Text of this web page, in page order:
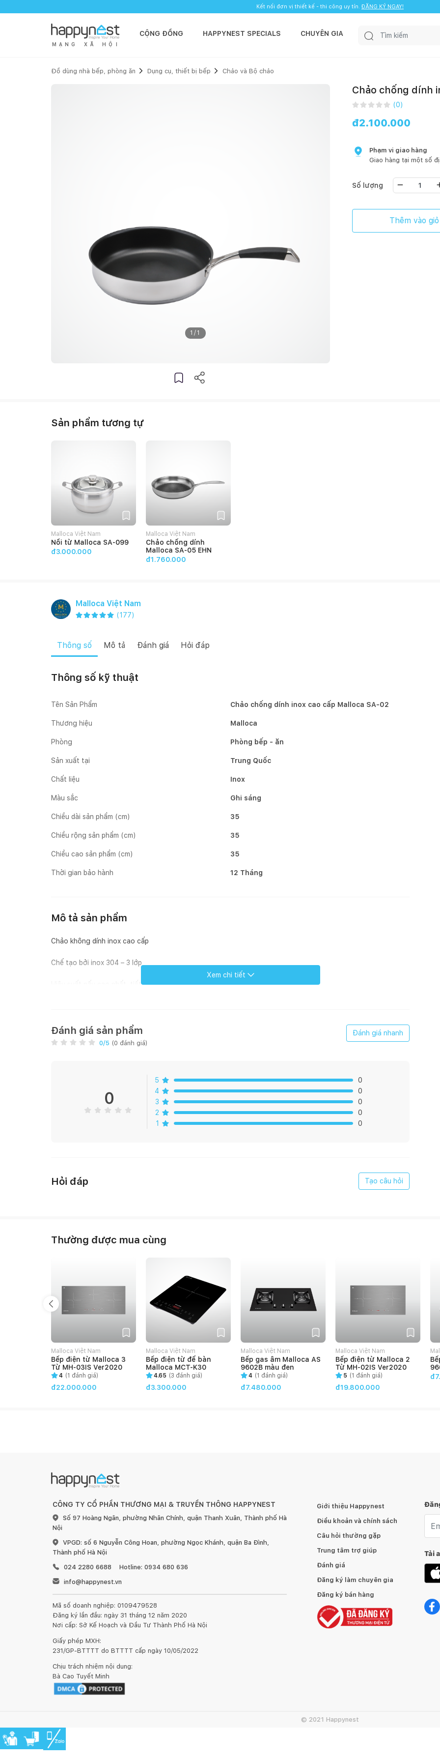
Kết nối đơn vị thiết kế - thi công uy tín. ĐĂNG KÝ NGAY!
M Ạ N G X Ã H Ộ I
CỘNG ĐỒNG HAPPYNEST SPECIALS CHUYÊN GIA
Đồ dùng nhà bếp, phòng ăn Dụng cụ, thiết bị bếp Chảo và Bộ chảo
1 / 1
Chảo chống dính
(0)
đ2.100.000
Phạm vi giao hàng
Giao hàng tại một số
Số lượng
Thêm vào giỏ
Sản phẩm tương tự
Malloca Việt Nam
Nồi từ Malloca SA-099
đ3.000.000
Malloca Việt Nam
Chảo chống dính
Malloca SA-05 EHN
đ1.760.000
Malloca Việt Nam
(177)
Thông số Mô tả Đánh giá Hỏi đáp
Thông số kỹ thuật
Tên Sản Phẩm Chảo chống dính inox cao cấp Malloca SA-02
Thương hiệu Malloca
Phòng Phòng bếp - ăn
Sản xuất tại Trung Quốc
Chất liệu Inox
Màu sắc Ghi sáng
Chiều dài sản phẩm (cm) 35
Chiều rộng sản phẩm (cm) 35
Chiều cao sản phẩm (cm) 35
Thời gian bảo hành 12 Tháng
Mô tả sản phẩm
Chảo không dính inox cao cấp
Chế tạo bởi inox 304 – 3 lớp
Hiệu suất nấu cao nhất, tiết kiệm nhiên liệu
Kích thước: Ø26cm
Xem chi tiết
Đánh giá sản phẩm
0/5 (0 đánh giá)
Đánh giá nhanh
0
5
0
4
0
3
0
2
0
1
0
Hỏi đáp Tạo câu hỏi
Thường được mua cùng
Malloca Việt Nam
Bếp điện từ Malloca 3
Từ MH-03IS Ver2020
4 (1 đánh giá)
đ22.000.000
Malloca Việt Nam
Bếp điện từ để bàn
Malloca MCT-K30
4.65 (3 đánh giá)
đ3.300.000
Malloca Việt Nam
Bếp gas âm Malloca AS
9602B màu đen
4 (1 đánh giá)
đ7.480.000
Malloca Việt Nam
Bếp điện từ Malloca 2
Từ MH-02IS Ver2020
5 (1 đánh giá)
đ19.800.000
CÔNG TY CỔ PHẦN THƯƠNG MẠI & TRUYỀN THÔNG HAPPYNEST
Số 97 Hoàng Ngân, phường Nhân Chính, quận Thanh Xuân, Thành phố Hà
Nội
VPGD: số 6 Nguyễn Công Hoan, phường Ngọc Khánh, quận Ba Đình,
Thành phố Hà Nội
024 2280 6688
Hotline: 0934 680 636
info@happynest.vn
Mã số doanh nghiệp: 0109479528
Đăng ký lần đầu: ngày 31 tháng 12 năm 2020
Nơi cấp: Sở Kế Hoạch và Đầu Tư Thành Phố Hà Nội
Giấy phép MXH:
231/GP-BTTTT do BTTTT cấp ngày 10/05/2022
Chịu trách nhiệm nội dung:
Bà Cao Tuyết Minh
Giới thiệu Happynest
Điều khoản và chính sách
Câu hỏi thường gặp
Trung tâm trợ giúp
Đánh giá
Đăng ký làm chuyên gia
Đăng ký bán hàng
Tải
© 2021 Happynest